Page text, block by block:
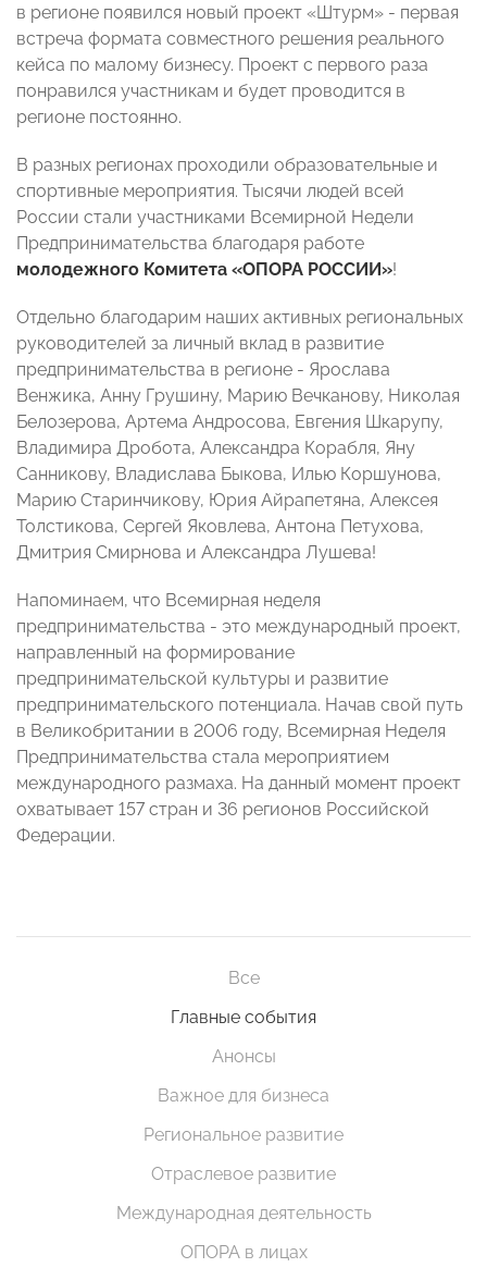
в регионе появился новый проект «Штурм» - первая
встреча формата совместного решения реального
кейса по малому бизнесу. Проект с первого раза
понравился участникам и будет проводится в
регионе постоянно.
В разных регионах проходили образовательные и
спортивные мероприятия. Тысячи людей всей
России стали участниками Всемирной Недели
Предпринимательства благодаря работе
молодежного Комитета «ОПОРА РОССИИ»!
Отдельно благодарим наших активных региональных
руководителей за личный вклад в развитие
предпринимательства в регионе - Ярослава
Венжика, Анну Грушину, Марию Вечканову, Николая
Белозерова, Артема Андросова, Евгения Шкарупу,
Владимира Дробота, Александра Корабля, Яну
Санникову, Владислава Быкова, Илью Коршунова,
Марию Старинчикову, Юрия Айрапетяна, Алексея
Толстикова, Сергей Яковлева, Антона Петухова,
Дмитрия Смирнова и Александра Лушева!
Напоминаем, что Всемирная неделя
предпринимательства - это международный проект,
направленный на формирование
предпринимательской культуры и развитие
предпринимательского потенциала. Начав свой путь
в Великобритании в 2006 году, Всемирная Неделя
Предпринимательства стала мероприятием
международного размаха. На данный момент проект
охватывает 157 стран и 36 регионов Российской
Федерации.
Все
Главные события
Анонсы
Важное для бизнеса
Региональное развитие
Отраслевое развитие
Международная деятельность
ОПОРА в лицах